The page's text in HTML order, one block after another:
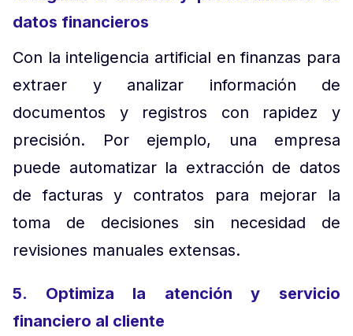
datos financieros
Con la inteligencia artificial en finanzas para
extraer y analizar información de
documentos y registros con rapidez y
precisión. Por ejemplo, una empresa
puede automatizar la extracción de datos
de facturas y contratos para mejorar la
toma de decisiones sin necesidad de
revisiones manuales extensas.
5. Optimiza la atención y servicio
financiero al cliente